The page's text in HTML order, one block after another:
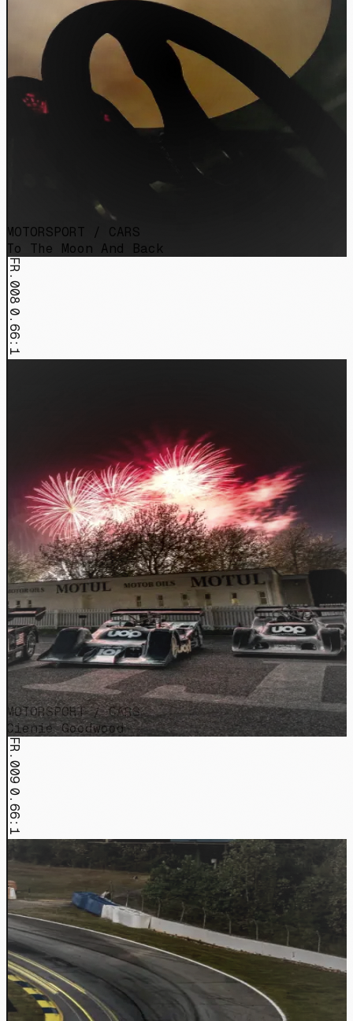
MOTORSPORT / CARS
To The Moon And Back
FR.008
0.66:1
MOTORSPORT / CARS
Cienie Goodwood
FR.009
0.66:1